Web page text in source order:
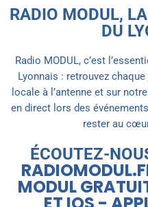
RADIO MODUL,
DU
Radio MODUL, c’est
Lyonnais : retrouvez
locale à l’antenne et sur
en direct lors des
rester au
ÉCOUTEZ-
MODUL